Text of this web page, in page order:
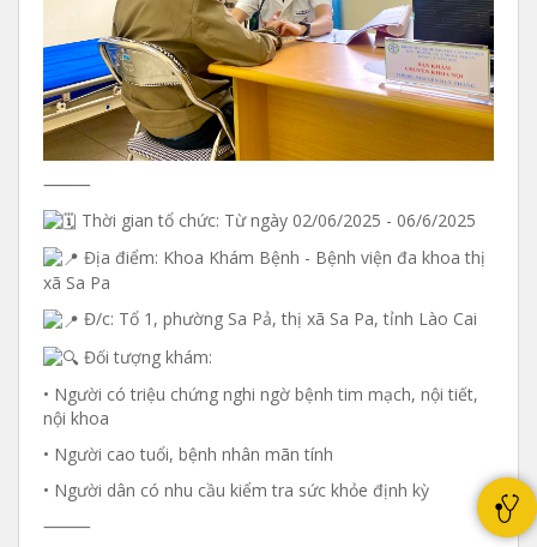
⸻
Thời gian tổ chức: Từ ngày 02/06/2025 - 06/6/2025
Địa điểm: Khoa Khám Bệnh - Bệnh viện đa khoa thị
xã Sa Pa
Đ/c: Tổ 1, phường Sa Pả, thị xã Sa Pa, tỉnh Lào Cai
Đối tượng khám:
• Người có triệu chứng nghi ngờ bệnh tim mạch, nội tiết,
nội khoa
• Người cao tuổi, bệnh nhân mãn tính
• Người dân có nhu cầu kiểm tra sức khỏe định kỳ
⸻